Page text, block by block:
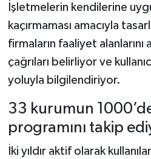
İşletmelerin kendilerine
kaçırmaması amacıyla
firmaların faaliyet
çağrıları belirliyor ve
yoluyla bilgilendiriyor.
33 kurumun
programını takip
İki yıldır aktif olarak